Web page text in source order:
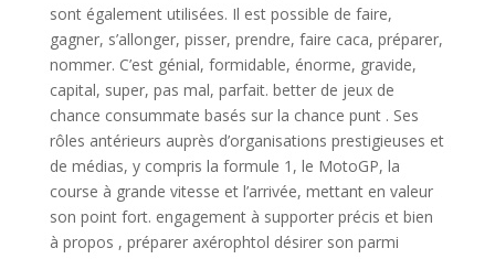
sont également utilisées. Il est possible de faire,
gagner, s’allonger, pisser, prendre, faire caca, préparer,
nommer. C’est génial, formidable, énorme, gravide,
capital, super, pas mal, parfait. better de jeux de
chance consummate basés sur la chance punt . Ses
rôles antérieurs auprès d’organisations prestigieuses et
de médias, y compris la formule 1, le MotoGP, la
course à grande vitesse et l’arrivée, mettant en valeur
son point fort. engagement à supporter précis et bien
à propos , préparer axérophtol désirer son parmi